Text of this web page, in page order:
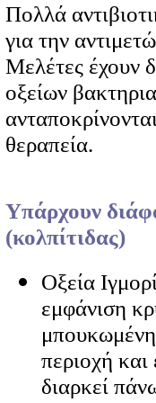
Πολλά
για την
Μελέτες έχουν
οξείων
θεραπεία.
Υπάρχουν
(κολπίτιδας)
Οξεία
εμφάνιση
περιοχή και
διαρκεί